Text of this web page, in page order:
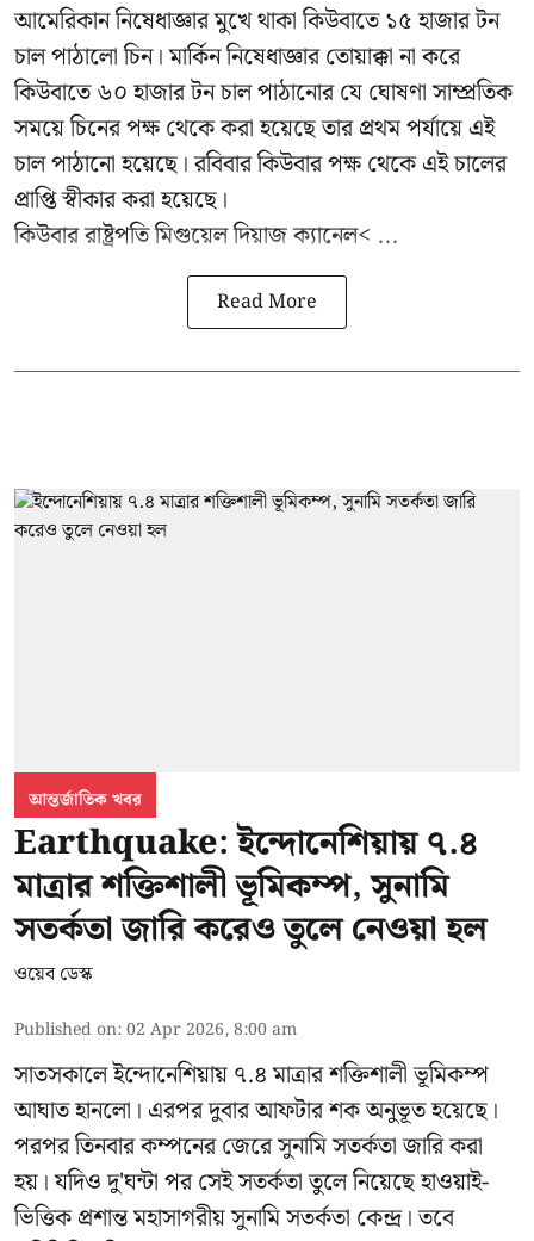
আমেরিকান নিষেধাজ্ঞার মুখে থাকা কিউবাতে ১৫ হাজার টন
চাল পাঠালো চিন। মার্কিন নিষেধাজ্ঞার তোয়াক্কা না করে
কিউবাতে ৬০ হাজার টন চাল পাঠানোর যে ঘোষণা সাম্প্রতিক
সময়ে চিনের পক্ষ থেকে করা হয়েছে তার প্রথম পর্যায়ে এই
চাল পাঠানো হয়েছে। রবিবার কিউবার পক্ষ থেকে এই চালের
প্রাপ্তি স্বীকার করা হয়েছে।
কিউবার রাষ্ট্রপতিমিগুয়েল দিয়াজ ক্যানেল< ...
Read More
আন্তর্জাতিক খবর
Earthquake: ইন্দোনেশিয়ায় ৭.৪
মাত্রার শক্তিশালী ভূমিকম্প, সুনামি
সতর্কতা জারি করেও তুলে নেওয়া হল
ওয়েব ডেস্ক
Published on:02 Apr 2026, 8:00 am
সাতসকালে ইন্দোনেশিয়ায় ৭.৪ মাত্রার শক্তিশালী ভূমিকম্প
আঘাত হানলো। এরপর দুবার আফটার শক অনুভূত হয়েছে।
পরপর তিনবার কম্পনের জেরে সুনামি সতর্কতা জারি করা
হয়। যদিও দু'ঘন্টা পর সেই সতর্কতা তুলে নিয়েছে হাওয়াই-
ভিত্তিক প্রশান্ত মহাসাগরীয় সুনামি সতর্কতা কেন্দ্র। তবে